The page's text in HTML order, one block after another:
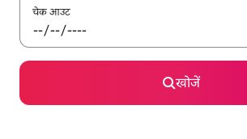
चेक आउट
खोजें